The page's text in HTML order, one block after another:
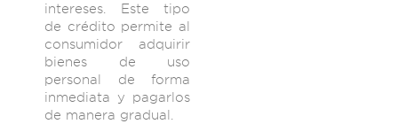
intereses. Este tipo
de crédito permite al
consumidor adquirir
bienes de uso
personal de forma
inmediata y pagarlos
de manera gradual.